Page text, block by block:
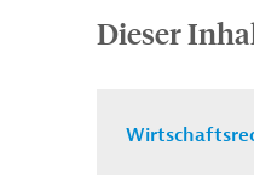
Dieser